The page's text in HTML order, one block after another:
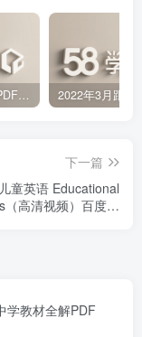
小学五三天天练PDF（压缩打包）百度网盘分享下载
下一篇
童英语 Educational
（高清视频）百度网
学教材全解PDF